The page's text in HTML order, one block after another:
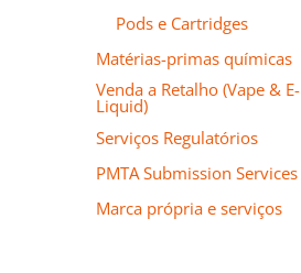
Pods e Cartridges
Matérias-primas químicas
Venda a Retalho (Vape & E-
Liquid)
Serviços Regulatórios
PMTA Submission Services
Marca própria e serviços